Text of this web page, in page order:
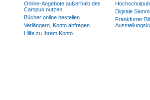
Online-Angebote außerhalb des
Campus nutzen
Bücher online bestellen
Verlängern, Konto abfragen
Hilfe zu Ihrem Konto
Digitale
Frankfurter